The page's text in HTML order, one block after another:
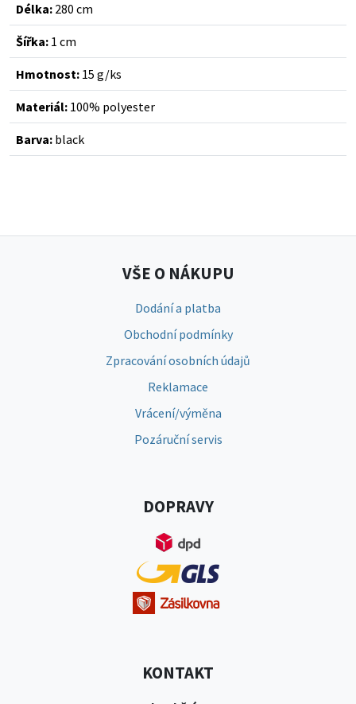
Délka: 280 cm
Šířka: 1 cm
Hmotnost: 15 g/ks
Materiál: 100% polyester
Barva: black
VŠE O NÁKUPU
Dodání a platba
Obchodní podmínky
Zpracování osobních údajů
Reklamace
Vrácení/výměna
Pozáruční servis
DOPRAVY
KONTAKT